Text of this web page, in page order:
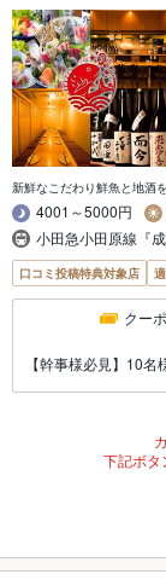
新鮮なこだわり鮮魚と地酒
4001～5000円
小田急小田原線『
口コミ投稿特典対象店
クー
【幹事様必見】10
下記ボタ